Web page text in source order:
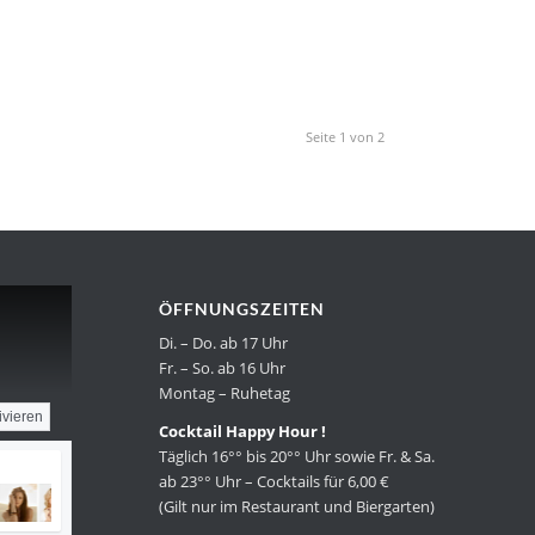
Seite 1 von 2
ÖFFNUNGSZEITEN
Di. – Do. ab 17 Uhr
Fr. – So. ab 16 Uhr
Montag – Ruhetag
Cocktail Happy Hour !
Täglich 16°° bis 20°° Uhr sowie Fr. & Sa.
ab 23°° Uhr – Cocktails für 6,00 €
(Gilt nur im Restaurant und Biergarten)